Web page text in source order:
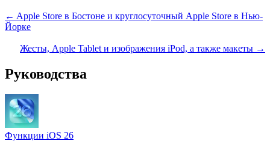
← Apple Store в Бостоне и круглосуточный Apple Store в Нью-
Йорке
Жесты, Apple Tablet и изображения iPod, а также макеты →
Руководства
Функции iOS 26